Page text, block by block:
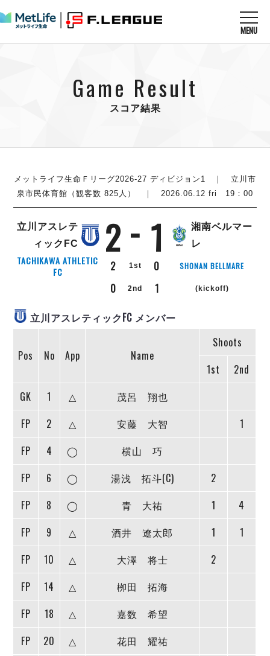
MENU
すべてのニュース
U-23選抜
チケット
メディア情報
その他
試合を観る MATCHES
順位表
戦績表
警告・退場・出場停止選手
個人ランキング｜ゴール
個人ランキング｜シュート
個人ランキング｜シュート成功率
個人ランキング｜第2PK
メットライフ生命Ｆ２リーグ
順位表
個人ランキング｜ゴール
個人ランキング｜シュート
個人ランキング｜第2PK
メットライフ生命Ｆリーグカップ 2026
大会概要
チケット情報
過去の記録
エスポラーダ北海道
バルドラール浦安
フウガドールすみだ
立川アスレティックFC
ボアルース長野
シュライカー大阪
ヴォスクオーレ仙台
リガーレヴィア葛飾
ヴィンセドール白山
アグレミーナ浜松
ポルセイド浜田
チケットを買う TICKET
アリーナ情報 ARENA
リーグ概要 ABOUT US
リーグ概要
大会概要
クラブライセンス関連
アリーナ観戦マナー&ルール
過去の記録 ARCHIVE
過去の試合記録
ディビジョン2 試合記録
リーグ統計データ
記念ゴール
担当審判員
選手の通算記録（Ｆ１）
バルドラール浦安
しながわシティ
立川アスレティックFC
プロジェクト PROJECT
ABeam AWARD
DIVISION 02
Game Result
スコア結果
メットライフ生命Ｆリーグ2026-27 ディビジョン1
｜ 立川市
泉市民体育館（観客数 825人） ｜ 2026.06.12 fri 19：00
立川アスレテ
ィックFC
2 1
湘南ベルマー
レ
TACHIKAWA ATHLETIC
FC
2 1st 0 SHONAN BELLMARE
0 2nd 1 (kickoff)
立川アスレティックFC メンバー
Pos No App Name
Shoots
1st
2nd
GK
1 △
茂呂 翔也
FP
2 △ 安藤 大智
1
FP
4 ◯
横山 巧
FP
6 ◯ 湯浅 拓斗(C)
2
FP
8 ◯ 青 大祐 1
4
FP
9 △ 酒井 遼太郎 1
1
FP
10 △ 大澤 将士
2
FP
14 △
栁田 拓海
FP
18 △
嘉数 希望
FP
20 △
花田 耀祐